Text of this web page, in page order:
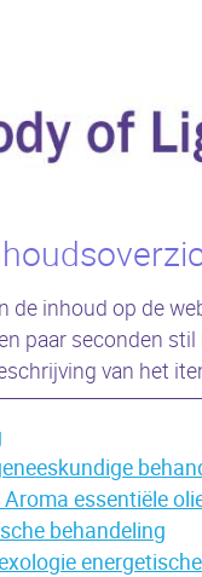
de inhoud op de
paar seconden
van het
Aroma essentiële
behandeling
energetische